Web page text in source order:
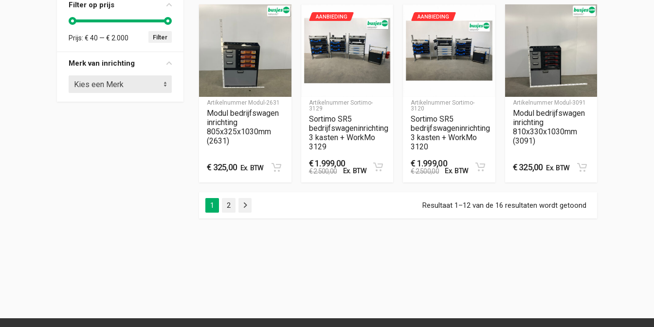
Filter op prijs
Min. prijs
Max. prijs Filter
Prijs: € 40 — € 2.000
Merk van inrichting
Kies een Merk
Artikelnummer Modul-2631
Modul bedrijfswagen
inrichting
805x325x1030mm
(2631)
€ 325,00Ex. BTW
Artikelnummer Sortimo-
3129
AANBIEDING
Sortimo SR5
bedrijfswageninrichting
3 kasten + WorkMo
3129
€1.999,00
€2.500,00 Ex. BTW
Artikelnummer Sortimo-
3120
AANBIEDING
Sortimo SR5
bedrijfswageninrichting
3 kasten + WorkMo
3120
€ 1.999,00
€2.500,00 Ex. BTW
Artikelnummer Modul-3091
Modul bedrijfswagen
inrichting
810x330x1030mm
(3091)
€325,00Ex. BTW
1 2 Volgende Resultaat 1–12 van de 16 resultaten wordt getoond